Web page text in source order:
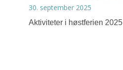
30. september 2025
Aktiviteter i høstferien 2025